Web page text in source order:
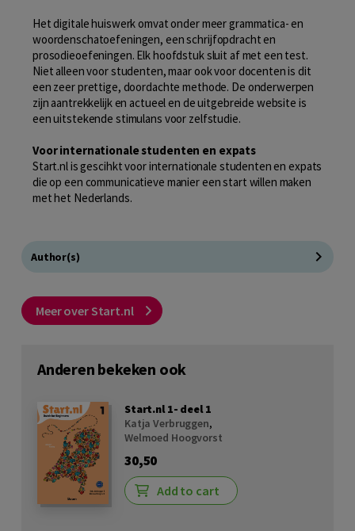
Het digitale huiswerk omvat onder meer grammatica- en
woordenschatoefeningen, een schrijfopdracht en
prosodieoefeningen. Elk hoofdstuk sluit af met een test.
Niet alleen voor studenten, maar ook voor docenten is dit
een zeer prettige, doordachte methode. De onderwerpen
zijn aantrekkelijk en actueel en de uitgebreide website is
een uitstekende stimulans voor zelfstudie.
Voor internationale studenten en expats
Start.nl is gescihkt voor internationale studenten en expats
die op een communicatieve manier een start willen maken
met het Nederlands.
Author(s)
Meer over Start.nl
Anderen bekeken ook
Start.nl 1- deel 1
Katja Verbruggen,
Welmoed Hoogvorst
30,50
Add to cart